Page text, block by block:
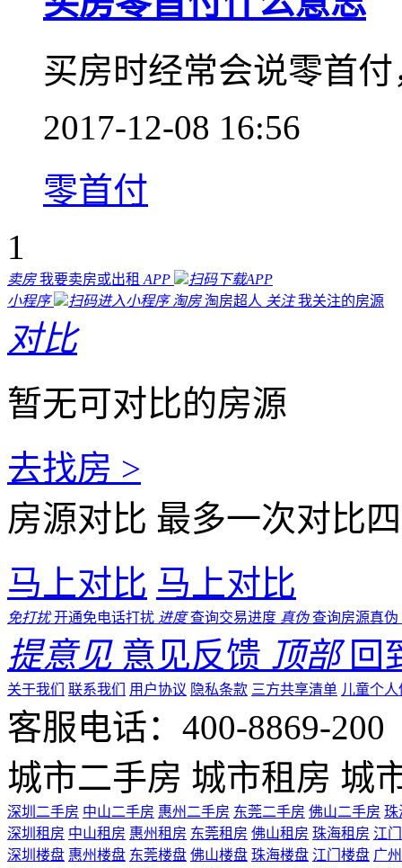
买房时经常会说零首
2017-12-08 16:56
零首付
1
卖房 我要卖房或出租 APP
扫码下载APP
小程序
扫码进入小程序 淘房 淘房超人 关注 我关注的房源
对比
暂无可对比的房源
去找房 >
房源对比 最多一次对比
马上对比 马上对比
免打扰 开通免电话打扰 进度 查询交易进度 真伪 查询房源真伪
提意见 意见反馈 顶部 回
关于我们 联系我们 用户协议 隐私条款 三方共享清单 儿童个
客服电话：400-8869-200
城市二手房 城市租房 城
深圳二手房 中山二手房 惠州二手房 东莞二手房 佛山二手房 珠
深圳租房 中山租房 惠州租房 东莞租房 佛山租房 珠海租房 江
深圳楼盘 惠州楼盘 东莞楼盘 佛山楼盘 珠海楼盘 江门楼盘 广